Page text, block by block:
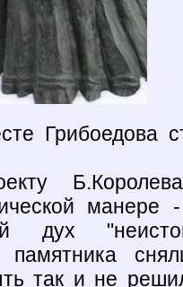
Грибоедова
дух
так и не